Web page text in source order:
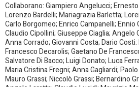
Collaborano: Giampiero Angelucci;
Lorenzo Bardelli; Mariagrazia Barletta;
Carlo Borgomeo; Enrico Campanelli; Ennio
Claudio Cipollini; Giuseppe Ciaglia; Angelo
Anna Corrado; Giovanni Costa; Dario Costi:
Francesco Decarolis; Gaetano De
Salvatore Di Bacco; Luigi Donato; Luca
Maria Cristina Fregni; Anna Gagliardi;
Mauro Grassi; Niccolò Grassi; Bernardino